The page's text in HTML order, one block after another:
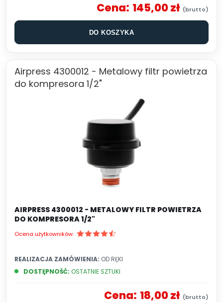
Cena: 145,00 zł
DO KOSZYKA
Airpress 4300012 - Metalowy filtr powietrza
do kompresora 1/2"
AIRPRESS 4300012 - METALOWY FILTR POWIETRZA
DO KOMPRESORA 1/2"
Ocena użytkowników:
DOSTĘPNOŚĆ: OSTATNIE SZTUKI
REALIZACJA ZAMÓWIENIA: OD RĘKI
Cena: 18,00 zł